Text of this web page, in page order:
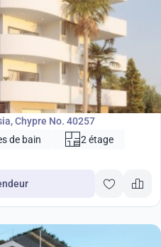
Chypre No. 40257
de bain
2 étage